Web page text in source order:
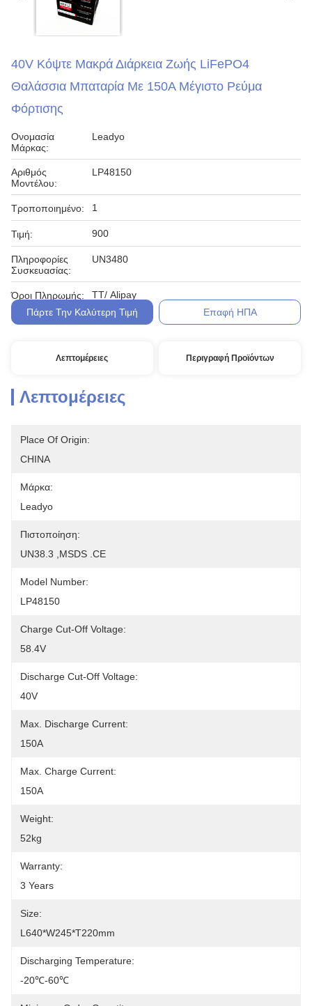
40V Κόψτε Μακρά Διάρκεια Ζωής LiFePO4
Θαλάσσια Μπαταρία Με 150A Μέγιστο Ρεύμα
Φόρτισης
Ονομασία
Μάρκας:
Leadyo
Αριθμός
Μοντέλου:
LP48150
Τροποποιημένο: 1
Τιμή: 900
Πληροφορίες
Συσκευασίας:
UN3480
Όροι Πληρωμής:
TT/ Alipay
Πάρτε Την Καλύτερη Τιμή
Επαφή ΗΠΑ
Λεπτομέρειες Περιγραφή Προϊόντων
Λεπτομέρειες
Place Of Origin:
CHINA
Μάρκα:
Leadyo
Πιστοποίηση:
UN38.3 ,MSDS .CE
Model Number:
LP48150
Charge Cut-Off Voltage:
58.4V
Discharge Cut-Off Voltage:
40V
Max. Discharge Current:
150A
Max. Charge Current:
150A
Weight:
52kg
Warranty:
3 Years
Size:
L640*W245*T220mm
Discharging Temperature:
-20℃-60℃